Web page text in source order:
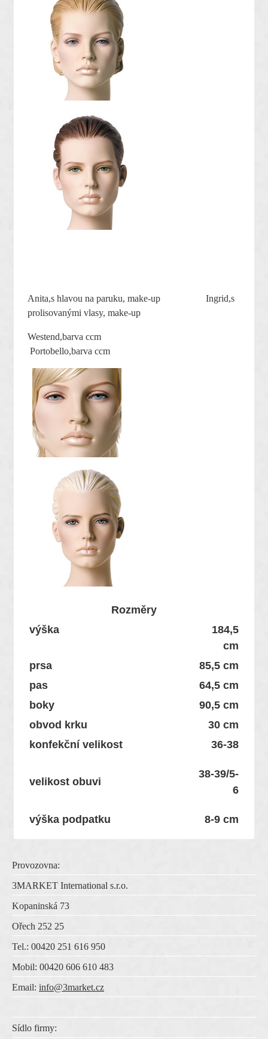
Anita,s hlavou na paruku, make-up Ingrid,s
prolisovanými vlasy, make-up
Westend,barva ccm
Portobello,barva ccm
Rozměry
výška
184,5
cm
prsa
85,5 cm
pas
64,5 cm
boky
90,5 cm
obvod krku
30 cm
konfekční velikost
36-38
velikost obuvi
38-39/5-
6
výška podpatku 8-9 cm
Provozovna:
3MARKET International s.r.o.
Kopaninská 73
Ořech 252 25
Tel.: 00420 251 616 950
Mobil: 00420 606 610 483
Email: info@3market.cz
Sídlo firmy: